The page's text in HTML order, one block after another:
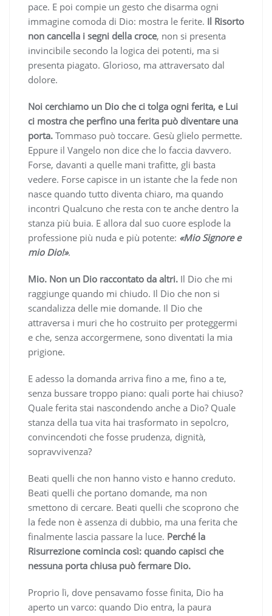
pace. E poi compie un gesto che disarma ogni
immagine comoda di Dio: mostra le ferite. Il Risorto
non cancella i segni della croce, non si presenta
invincibile secondo la logica dei potenti, ma si
presenta piagato. Glorioso, ma attraversato dal
dolore.
Noi cerchiamo un Dio che ci tolga ogni ferita, e Lui
ci mostra che perfino una ferita può diventare una
porta. Tommaso può toccare. Gesù glielo permette.
Eppure il Vangelo non dice che lo faccia davvero.
Forse, davanti a quelle mani trafitte, gli basta
vedere. Forse capisce in un istante che la fede non
nasce quando tutto diventa chiaro, ma quando
incontri Qualcuno che resta con te anche dentro la
stanza più buia. E allora dal suo cuore esplode la
professione più nuda e più potente: «Mio Signore e
mio Dio!».
Mio. Non un Dio raccontato da altri. Il Dio che mi
raggiunge quando mi chiudo. Il Dio che non si
scandalizza delle mie domande. Il Dio che
attraversa i muri che ho costruito per proteggermi
e che, senza accorgermene, sono diventati la mia
prigione.
E adesso la domanda arriva fino a me, fino a te,
senza bussare troppo piano: quali porte hai chiuso?
Quale ferita stai nascondendo anche a Dio? Quale
stanza della tua vita hai trasformato in sepolcro,
convincendoti che fosse prudenza, dignità,
sopravvivenza?
Beati quelli che non hanno visto e hanno creduto.
Beati quelli che portano domande, ma non
smettono di cercare. Beati quelli che scoprono che
la fede non è assenza di dubbio, ma una ferita che
finalmente lascia passare la luce. Perché la
Risurrezione comincia così: quando capisci che
nessuna porta chiusa può fermare Dio.
Proprio lì, dove pensavamo fosse finita, Dio ha
aperto un varco: quando Dio entra, la paura